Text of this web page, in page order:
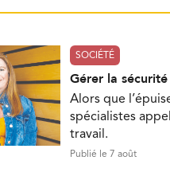
SOCIÉTÉ
Gérer la
Alors que
spécialistes
travail.
Publié le 7 août